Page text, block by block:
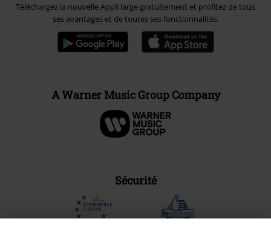
Téléchargez la nouvelle Appli large gratuitement et profitez de tous
ses avantages et de toutes ses fonctionnalités.
A Warner Music Group Company
Sécurité